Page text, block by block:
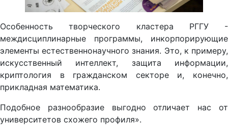
Особенность творческого кластера РГГУ -
междисциплинарные программы, инкорпорирующие
элементы естественнонаучного знания. Это, к примеру,
искусственный интеллект, защита информации,
криптология в гражданском секторе и, конечно,
прикладная математика.
Подобное разнообразие выгодно отличает нас от
университетов схожего профиля».